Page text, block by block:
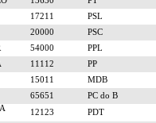
17211
PSL
20000
PSC
54000
PPL
11112
PP
15011
MDB
65651
PC do B
12123
PDT